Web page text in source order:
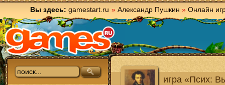
Вы здесь: gamestart.ru » Александр Пушкин » Онлайн
игра «Псих: